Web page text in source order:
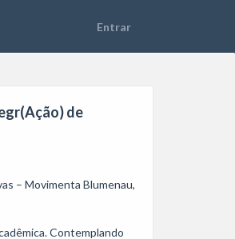
de
– Movimenta Blumenau,
Contemplando